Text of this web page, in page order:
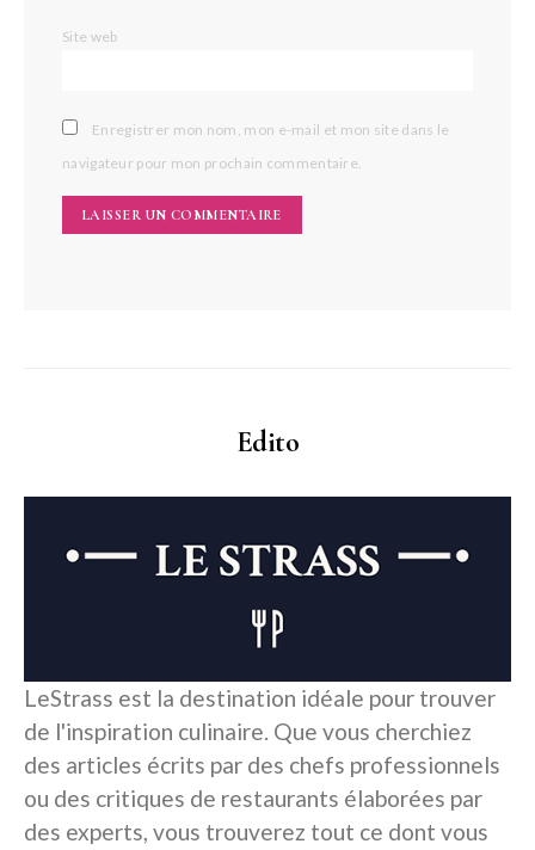
Site web
Enregistrer mon nom, mon e-mail et mon site dans le
navigateur pour mon prochain commentaire.
Edito
LeStrass est la destination idéale pour trouver
de l'inspiration culinaire. Que vous cherchiez
des articles écrits par des chefs professionnels
ou des critiques de restaurants élaborées par
des experts, vous trouverez tout ce dont vous